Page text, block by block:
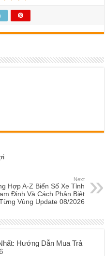
Next
Hợp A-Z Biển Số Xe Tỉnh
Định Và Cách Phân Biệt
Vùng Update 08/2026
Hướng Dẫn Mua Trả